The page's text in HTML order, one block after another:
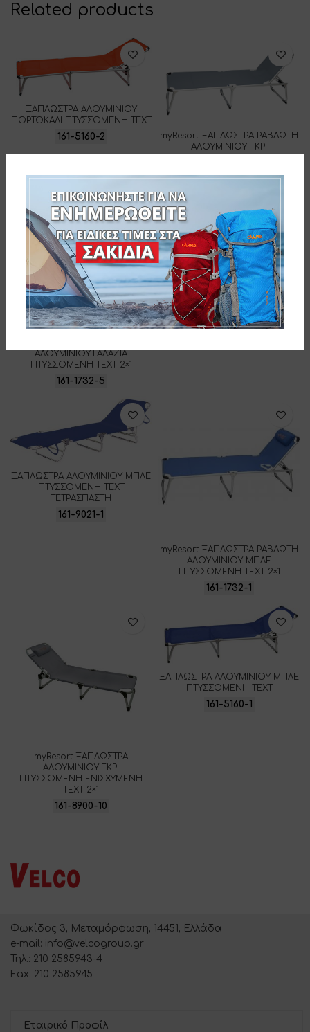
Related products
ΞΑΠΛΩΣΤΡΑ ΑΛΟΥΜΙΝΙΟΥ
ΠΟΡΤΟΚΑΛΙ ΠΤΥΣΣΟΜΕΝΗ ΤΕΧΤ
161-5160-2
myResort ΞΑΠΛΩΣΤΡΑ ΡΑΒΔΩΤΗ
ΑΛΟΥΜΙΝΙΟΥ ΓΚΡΙ
161-1732-10
ΑΛΟΥΜΙΝΙΟΥ ΓΑΛΑΖΙΑ
ΠΤΥΣΣΟΜΕΝΗ ΤΕΧΤ 2×1
161-1732-5
myResort ΞΑΠΛΩΣΤΡΑ ΡΑΒΔΩΤΗ
ΑΛΟΥΜΙΝΙΟΥ ΛΕΥΚΗ
ΠΤΥΣΣΟΜΕΝΗ ΤΕΧΤ 2×1
161-1732-8
ΞΑΠΛΩΣΤΡΑ ΑΛΟΥΜΙΝΙΟΥ ΜΠΛΕ
ΠΤΥΣΣΟΜΕΝΗ ΤΕΧΤ
ΤΕΤΡΑΣΠΑΣΤΗ
161-9021-1
myResort ΞΑΠΛΩΣΤΡΑ ΡΑΒΔΩΤΗ
ΑΛΟΥΜΙΝΙΟΥ ΜΠΛΕ
ΠΤΥΣΣΟΜΕΝΗ ΤΕΧΤ 2×1
161-1732-1
myResort ΞΑΠΛΩΣΤΡΑ
ΑΛΟΥΜΙΝΙΟΥ ΓΚΡΙ
ΠΤΥΣΣΟΜΕΝΗ ΕΝΙΣΧΥΜΕΝΗ
ΤΕΧΤ 2×1
161-8900-10
ΞΑΠΛΩΣΤΡΑ ΑΛΟΥΜΙΝΙΟΥ ΜΠΛΕ
ΠΤΥΣΣΟΜΕΝΗ ΤΕΧΤ
161-5160-1
Φωκίδος 3, Μεταμόρφωση, 14451, Ελλάδα
e-mail: info@velcogroup.gr
Τηλ.: 210 2585943-4
Fax: 210 2585945
Εταιρικό Προφίλ